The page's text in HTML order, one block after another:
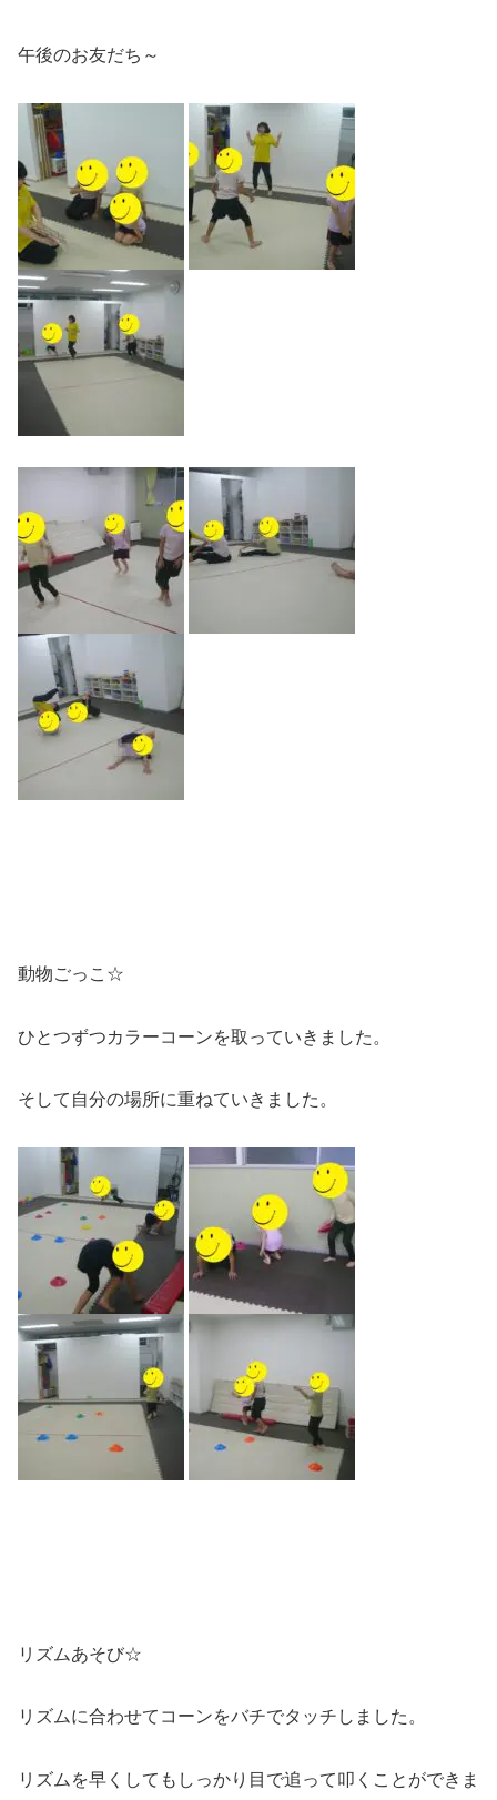
午後のお友だち～
動物ごっこ☆
ひとつずつカラーコーンを取っていきました。
そして自分の場所に重ねていきました。
リズムあそび☆
リズムに合わせてコーンをバチでタッチしました。
リズムを早くしてもしっかり目で追って叩くことができま